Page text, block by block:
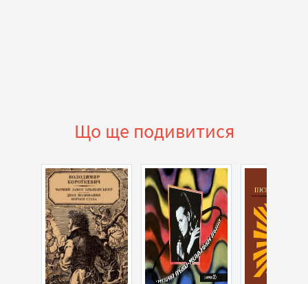
Що ще подивитися